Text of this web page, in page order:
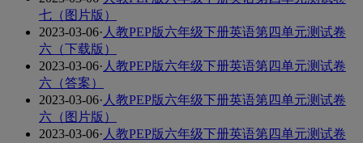
七（图片版）
2023-03-06· 人教PEP版六年级下册英语第四单元测试卷
六（下载版）
2023-03-06· 人教PEP版六年级下册英语第四单元测试卷
六（答案）
2023-03-06· 人教PEP版六年级下册英语第四单元测试卷
六（图片版）
2023-03-06· 人教PEP版六年级下册英语第四单元测试卷